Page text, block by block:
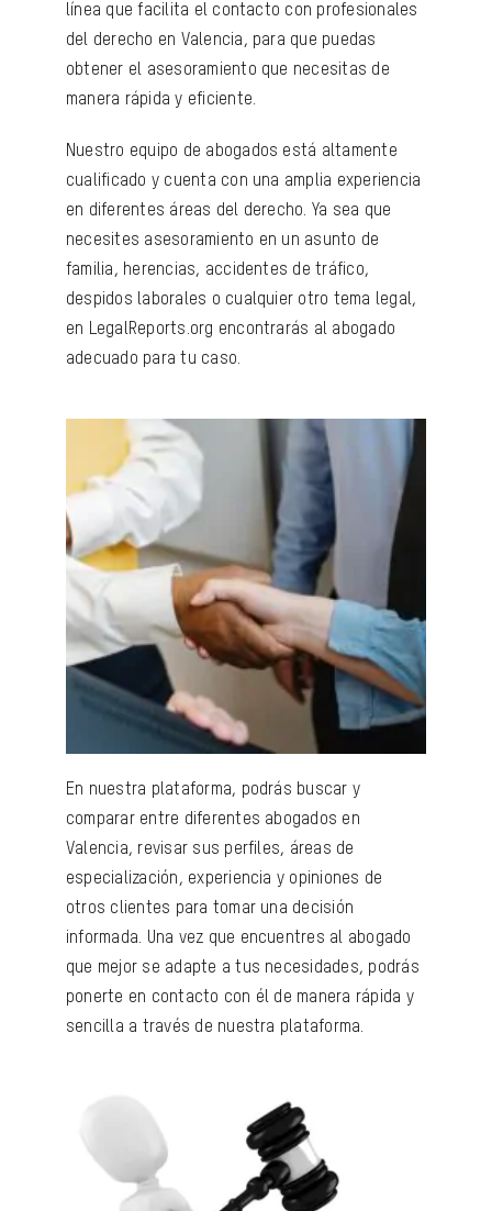
línea que facilita el contacto con profesionales
del derecho en Valencia, para que puedas
obtener el asesoramiento que necesitas de
manera rápida y eficiente.
Nuestro equipo de abogados está altamente
cualificado y cuenta con una amplia experiencia
en diferentes áreas del derecho. Ya sea que
necesites asesoramiento en un asunto de
familia, herencias, accidentes de tráfico,
despidos laborales o cualquier otro tema legal,
en LegalReports.org encontrarás al abogado
adecuado para tu caso.
En nuestra plataforma, podrás buscar y
comparar entre diferentes abogados en
Valencia, revisar sus perfiles, áreas de
especialización, experiencia y opiniones de
otros clientes para tomar una decisión
informada. Una vez que encuentres al abogado
que mejor se adapte a tus necesidades, podrás
ponerte en contacto con él de manera rápida y
sencilla a través de nuestra plataforma.